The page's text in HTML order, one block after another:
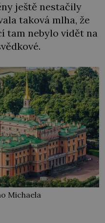
ještě nestačily
taková mlha, že
tam nebylo vidět na
Michaela